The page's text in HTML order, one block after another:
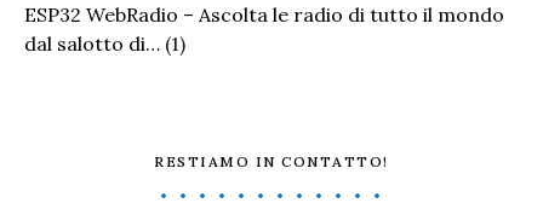
ESP32 WebRadio – Ascolta le radio di tutto il mondo
dal salotto di… (1)
RESTIAMO IN CONTATTO!